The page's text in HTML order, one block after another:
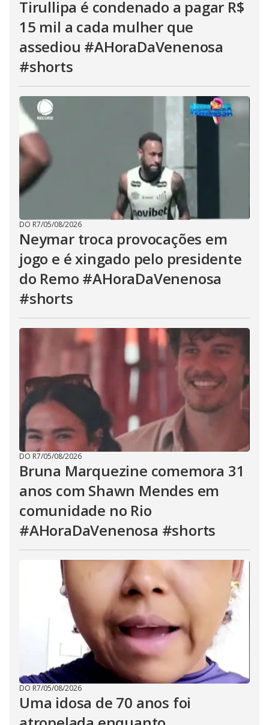
Tirullipa é condenado a pagar R$
15 mil a cada mulher que
assediou #AHoraDaVenenosa
#shorts
DO R7/05/08/2026
Neymar troca provocações em
jogo e é xingado pelo presidente
do Remo #AHoraDaVenenosa
#shorts
DO R7/05/08/2026
Bruna Marquezine comemora 31
anos com Shawn Mendes em
comunidade no Rio
#AHoraDaVenenosa #shorts
DO R7/05/08/2026
Uma idosa de 70 anos foi